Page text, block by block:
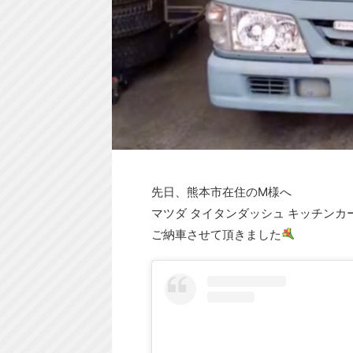
先日、熊本市在住のM様へ
マツダ タイタンダッシュ キッチンカ
ご納車させて頂きました